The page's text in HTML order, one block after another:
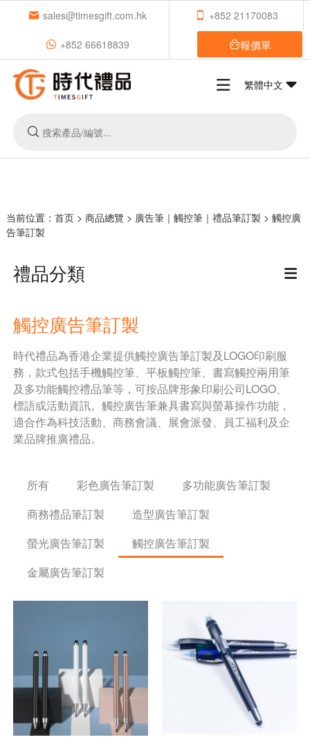
sales@timesgift.com.hk +852 21170083
+852 66618839 報價單
繁體中文
当前位置： 首页> 商品總覽 > 廣告筆｜觸控筆｜禮品筆訂製 > 觸控廣
告筆訂製
禮品分類
觸控廣告筆訂製
時代禮品為香港企業提供觸控廣告筆訂製及LOGO印刷服
務，款式包括手機觸控筆、平板觸控筆、書寫觸控兩用筆
及多功能觸控禮品筆等，可按品牌形象印刷公司LOGO、
標語或活動資訊。觸控廣告筆兼具書寫與螢幕操作功能，
適合作為科技活動、商務會議、展會派發、員工福利及企
業品牌推廣禮品。
所有 彩色廣告筆訂製
多功能廣告筆訂製
商務禮品筆訂製
造型廣告筆訂製
螢光廣告筆訂製
觸控廣告筆訂製
金屬廣告筆訂製